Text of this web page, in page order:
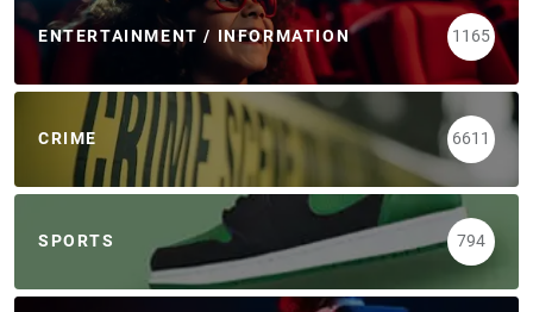
ENTERTAINMENT / INFORMATION 1165
CRIME 6611
SPORTS 794